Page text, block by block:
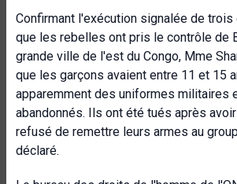
Confirmant l'exécution signalée de
que les rebelles ont pris le contrôle de
grande ville de l'est du Congo, Mme
que les garçons avaient entre 11 et 15
apparemment des uniformes militaires
abandonnés. Ils ont été tués après
refusé de remettre leurs armes au
déclaré.